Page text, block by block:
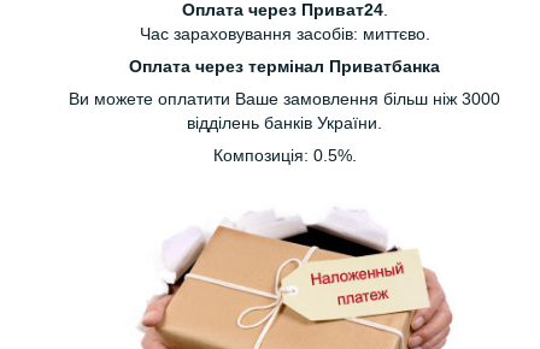
Оплата через Приват24.
Час зараховування засобів: миттєво.
Оплата через термінал Приватбанка
Ви можете оплатити Ваше замовлення більш ніж 3000
відділень банків України.
Композиція: 0.5%.